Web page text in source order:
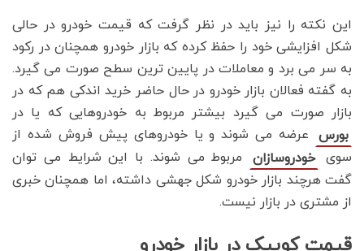
این نکته را نیز باید در نظر گرفت که قیمت خودرو در حالی
شکل افزایشی خود را حفظ کرده که بازار خودرو همچنان در رکود
به سر می برد و معاملات در پایین ترین سطح صورت می گیرد.
به گفته فعالان بازار خودرو در حال حاضر خرید اندکی هم که در
بازار صورت می گیرد بیشتر مربوط به خودروهایی که یا در
بورس عرضه می شوند و یا خودروهای پیش فروش شده از
سوی خودروسازان
مربوط می شوند. با این شرایط می توان
گفت هرچند بازار خودرو شکل جهشی داشته، اما همچنان خبری
از مشتری در بازار نیست.
قیمت کوییک در بازار خودرو